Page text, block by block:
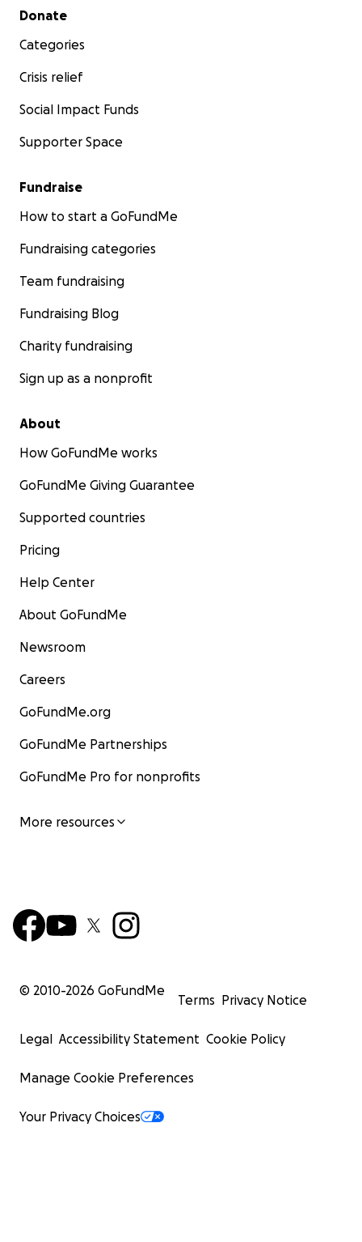
Secondary menu
Donate
Categories
Crisis relief
Social Impact Funds
Supporter Space
Fundraise
How to start a GoFundMe
Fundraising categories
Team fundraising
Fundraising Blog
Charity fundraising
Sign up as a nonprofit
About
How GoFundMe works
GoFundMe Giving Guarantee
Supported countries
Pricing
Help Center
About GoFundMe
Newsroom
Careers
GoFundMe.org
GoFundMe Partnerships
GoFundMe Pro for nonprofits
More resources
© 2010-2026 GoFundMe
Terms Privacy Notice
Legal Accessibility Statement Cookie Policy
Manage Cookie Preferences
Your Privacy Choices